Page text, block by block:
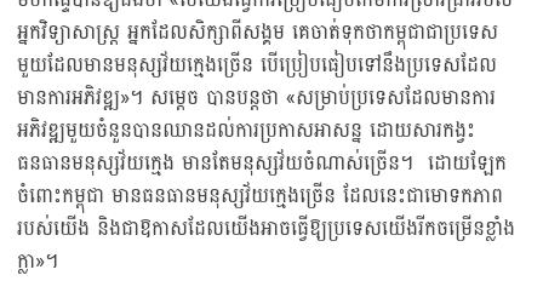
អ្នកវិទ្យាសាស្ត្រ អ្នកដែលសិក្សាពីសង្គម គេចាត់ទុកថាកម្ពុជាជាប្រទេស
មួយដែលមានមនុស្សវ័យក្មេងច្រើន បើប្រៀបធៀបទៅនឹងប្រទេសដែល
មានការអភិវឌ្ឍ»។ សម្ដេច បានបន្តថា «សម្រាប់ប្រទេសដែលមានការ
អភិវឌ្ឍមួយចំនួនបានឈានដល់ការប្រកាសអាសន្ន ដោយសារកង្វះ
ធនធានមនុស្សវ័យក្មេង មានតែមនុស្សវ័យចំណាស់ច្រើន។ ដោយឡែក
ចំពោះកម្ពុជា មានធនធានមនុស្សវ័យក្មេងច្រើន ដែលនេះជាមោទកភាព
របស់យើង​ និងជាឱកាសដែលយើងអាចធ្វើឱ្យប្រទេសយើងរីកចម្រើនខ្លាំង
ក្លា»។